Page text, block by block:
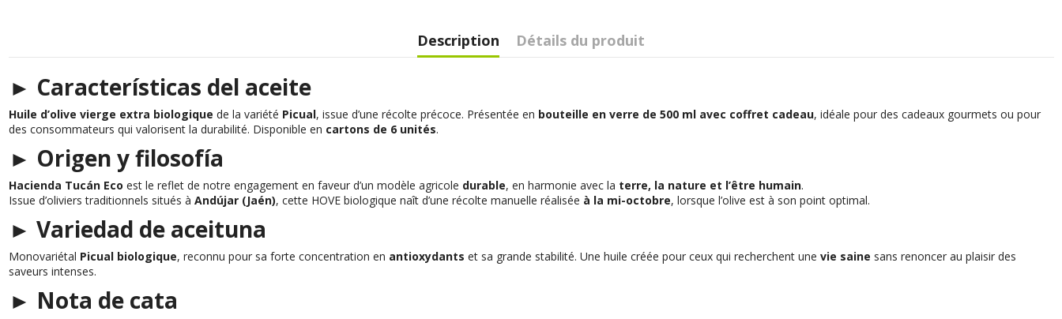
Description Détails du produit
► Características del aceite
Huile d’olive vierge extra biologique de la variété Picual, issue d’une récolte précoce. Présentée en bouteille en verre de 500 ml avec coffret cadeau, idéale pour des cadeaux gourmets ou pour
des consommateurs qui valorisent la durabilité. Disponible en cartons de 6 unités.
► Origen y filosofía
Hacienda Tucán Eco est le reflet de notre engagement en faveur d’un modèle agricole durable, en harmonie avec la terre, la nature et l’être humain.
Issue d’oliviers traditionnels situés à Andújar (Jaén), cette HOVE biologique naît d’une récolte manuelle réalisée à la mi-octobre, lorsque l’olive est à son point optimal.
► Variedad de aceituna
Monovariétal Picual biologique, reconnu pour sa forte concentration en antioxydants et sa grande stabilité. Une huile créée pour ceux qui recherchent une vie saine sans renoncer au plaisir des
saveurs intenses.
► Nota de cata